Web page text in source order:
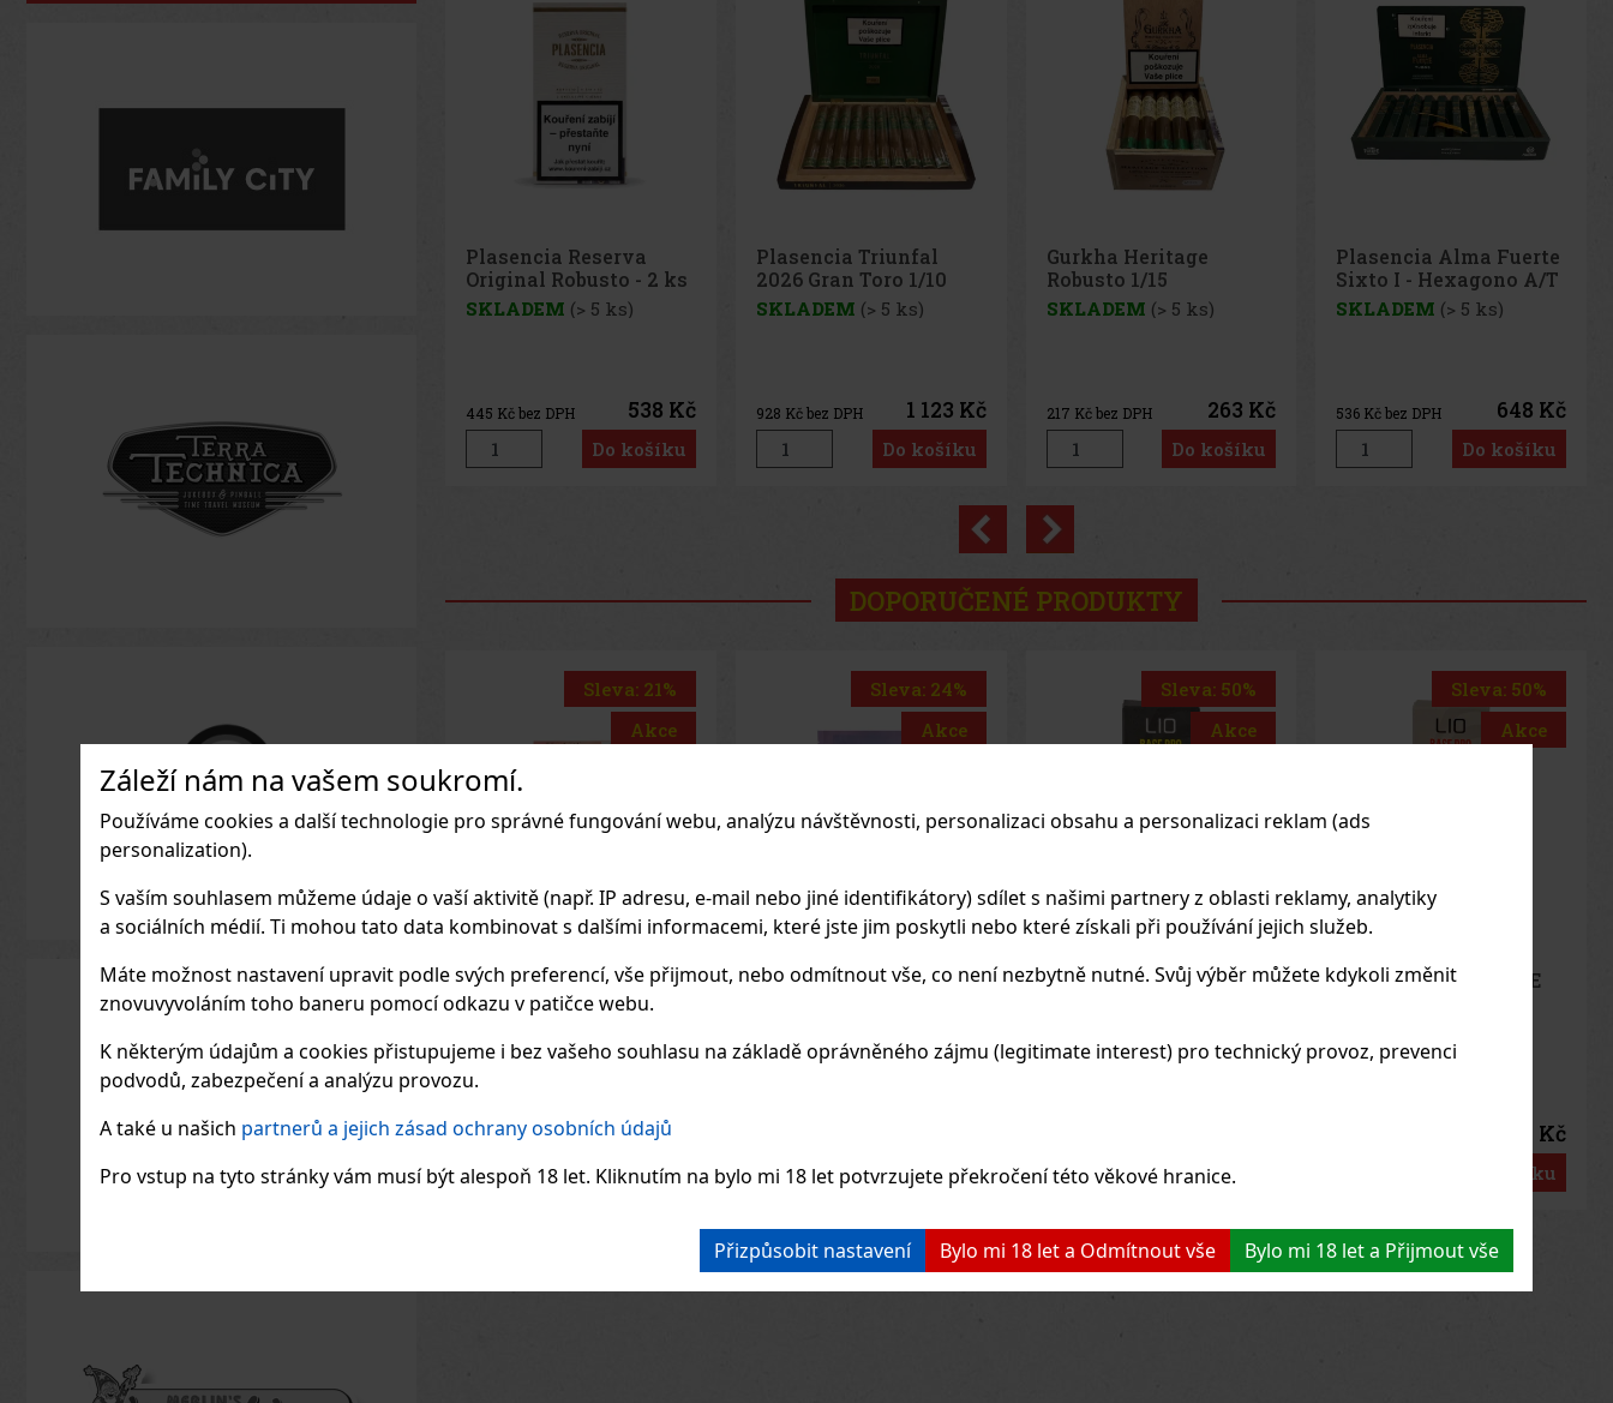
Záleží nám na vašem soukromí.
Používáme cookies a další technologie pro správné fungování webu, analýzu návštěvnosti, personalizaci obsahu a personalizaci reklam (ads
personalization).
S vaším souhlasem můžeme údaje o vaší aktivitě (např. IP adresu, e-mail nebo jiné identifikátory) sdílet s našimi partnery z oblasti reklamy, analytiky
a sociálních médií. Ti mohou tato data kombinovat s dalšími informacemi, které jste jim poskytli nebo které získali při používání jejich služeb.
Máte možnost nastavení upravit podle svých preferencí, vše přijmout, nebo odmítnout vše, co není nezbytně nutné. Svůj výběr můžete kdykoli změnit
znovuvyvoláním toho baneru pomocí odkazu v patičce webu.
K některým údajům a cookies přistupujeme i bez vašeho souhlasu na základě oprávněného zájmu (legitimate interest) pro technický provoz, prevenci
podvodů, zabezpečení a analýzu provozu.
A také u našich partnerů a jejich zásad ochrany osobních údajů
Pro vstup na tyto stránky vám musí být alespoň 18 let. Kliknutím na bylo mi 18 let potvrzujete překročení této věkové hranice.
Přizpůsobit nastavení Bylo mi 18 let a Odmítnout vše Bylo mi 18 let a Přijmout vše
Do košíku
Plasencia Triunfal
2026 Gran Toro 1/10
SKLADEM(> 5 ks)
928Kč bez DPH 1 123 Kč
Do košíku
Gurkha Heritage
Robusto 1/15
SKLADEM(> 5 ks)
217Kč bez DPH 263 Kč
Do košíku
Plasencia Alma Fuerte
Sixto I - Hexagono A/T
1/10
SKLADEM(> 5 ks)
536Kč bez DPH 648 Kč
Do košíku
Previous
DOPORUČENÉ PRODUKTY
Serbetli Toastet Berri
50g
Serbetli Toastet Berri 50g -
turecký světlý tabák do vodní
dýmky s příchutí kořeněného
132Kč bez DPH 160 Kč
Do košíku
Sleva: 24%
Akce
Joya de Nicaragua
Cinco de Cinco
930Kč bez DPH 1 125 Kč
Do košíku
Sleva: 50%
Akce
E-Zigarette LIO BASE
Do košíku
Sleva: 50%
Akce
E-Zigarette LIO BASE
Do košíku
PreviousNext